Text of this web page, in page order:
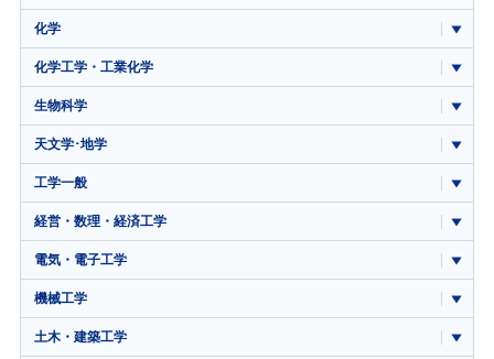
化学
化学工学・工業化学
生物科学
天文学･地学
工学一般
経営・数理・経済工学
電気・電子工学
機械工学
土木・建築工学